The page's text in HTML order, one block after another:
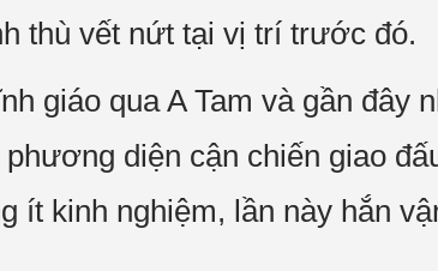
thù vết nứt tại vị trí trước đó.
giáo qua A Tam và gần đây
diện cận chiến giao
ít kinh nghiệm, lần này hắn